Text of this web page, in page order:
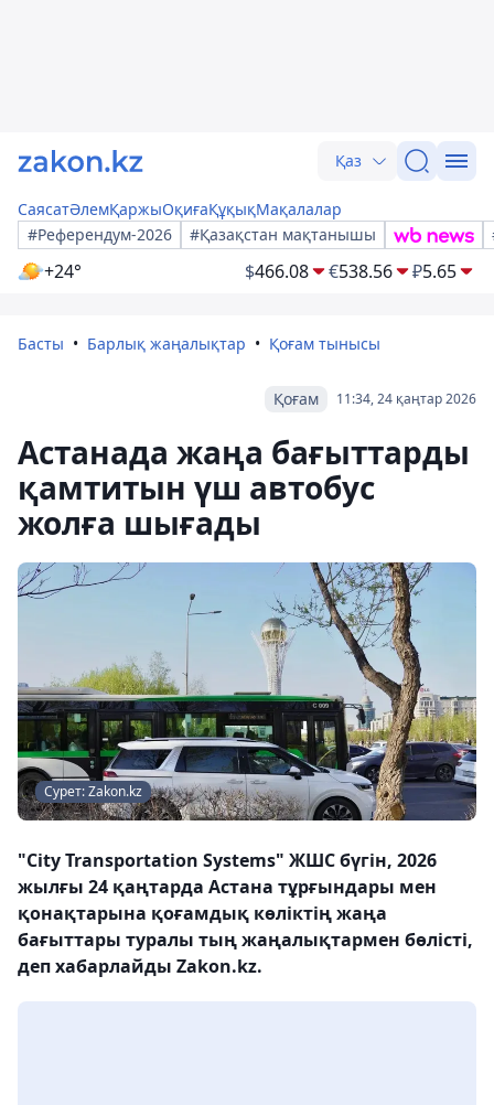
Қаз
СаясатӘлемҚаржыОқиғаҚұқықМақалалар
#Референдум-2026
#Қазақстан мақтанышы
+24° $466.08 €538.56 ₽5.65
Басты Барлық жаңалықтар Қоғам тынысы
11:34, 24 қаңтар 2026
Қоғам
Астанада жаңа бағыттарды
қамтитын үш автобус
жолға шығады
Сурет: Zakon.kz
"City Transportation Systems" ЖШС бүгін, 2026
жылғы 24 қаңтарда Астана тұрғындары мен
қонақтарына қоғамдық көліктің жаңа
бағыттары туралы тың жаңалықтармен бөлісті,
деп хабарлайды Zakon.kz.